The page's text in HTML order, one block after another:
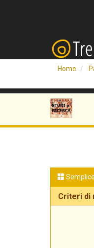
Home
Semplice
Criteri di